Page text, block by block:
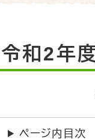
本
令和2年
ページ内目次